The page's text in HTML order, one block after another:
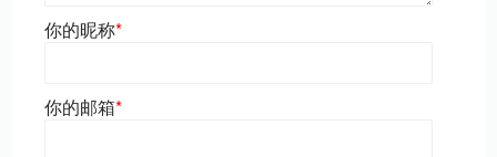
你的昵称*
你的邮箱*